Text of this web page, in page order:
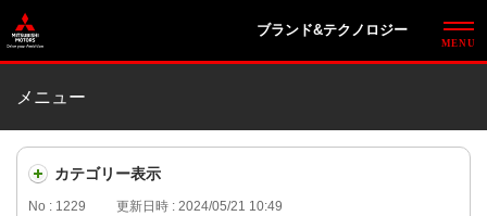
ブランド&テクノロジー
メニュー
カテゴリー表示
No : 1229 更新日時 : 2024/05/21 10:49